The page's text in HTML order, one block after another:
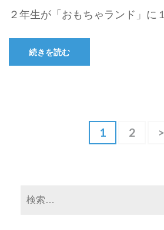
２年生が「おもちゃランド」に
続きを読む
固
定
1
固
2 >